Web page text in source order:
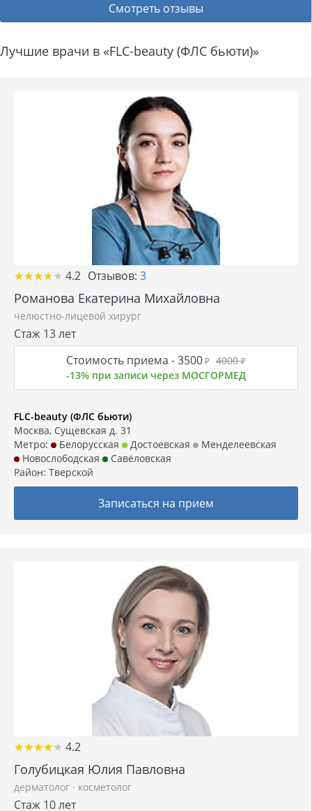
Смотреть отзывы
Лучшие врачи в «FLC-beauty (ФЛС бьюти)»
★★★★★
★★★★★ 4.2 Отзывов: 3
Романова Екатерина Михайловна
челюстно-лицевой хирург
Стаж 13 лет
Стоимость приема -3500₽ 4000₽
-13% при записи через МОСГОРМЕД
FLC-beauty (ФЛС бьюти)
Москва, Сущевская д. 31
Метро:
Белорусская Достоевская
Менделеевская
Новослободская
Савёловская
Район: Тверской
Записаться на прием
★★★★★
★★★★★ 4.2
Голубицкая Юлия Павловна
дерматолог · косметолог
Стаж 10 лет